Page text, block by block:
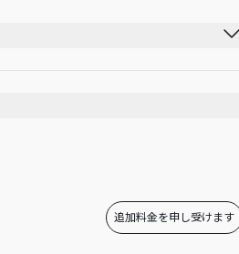
追加料金を申し受けます